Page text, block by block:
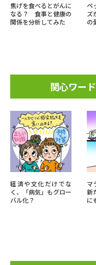
焦げを食べるとがんに
なる？ 食事と健康の
関係を分析してみた
ペ
ズ
の
関心ワー
経済や文化だけでな
く、「病気」もグロー
バル化？
マ
新
に